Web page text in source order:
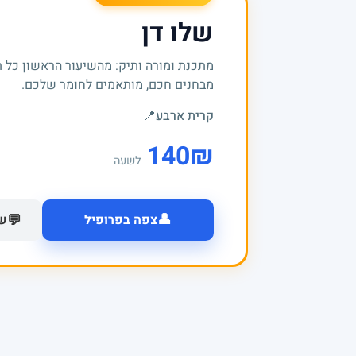
שלו דן
מתכנת ומורה ותיק: מהשיעור הראשון
מבחנים חכם, מותאמים לחומר שלכם.
קרית ארבע📍
₪
140 לשעה
👤צפה בפרופיל 💬